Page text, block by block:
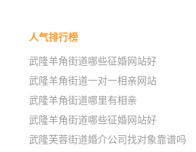
人气排行榜
武隆羊角街道哪些征婚网站好
武隆羊角街道一对一相亲网站
武隆羊角街道哪里有相亲
武隆羊角街道哪些征婚网站好
武隆芙蓉街道婚介公司找对象靠谱吗